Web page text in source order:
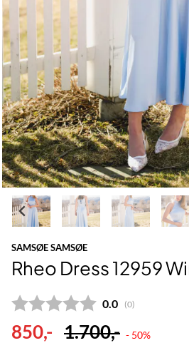
SAMSØE SAMSØE
Rheo Dress 12959
0.0 (stemmer:
0)
850,- 1.700,- - 50%